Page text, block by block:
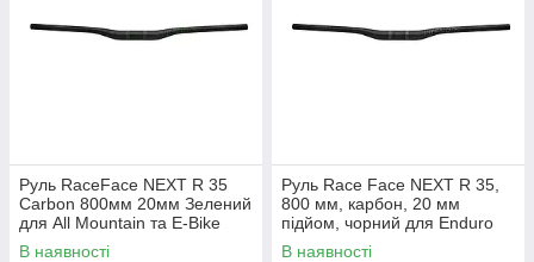
Руль RaceFace NEXT R 35
Carbon 800мм 20мм Зелений
для All Mountain та E-Bike
В наявності
Руль Race Face NEXT R 35,
800 мм, карбон, 20 мм
підйом, чорний для Enduro
В наявності